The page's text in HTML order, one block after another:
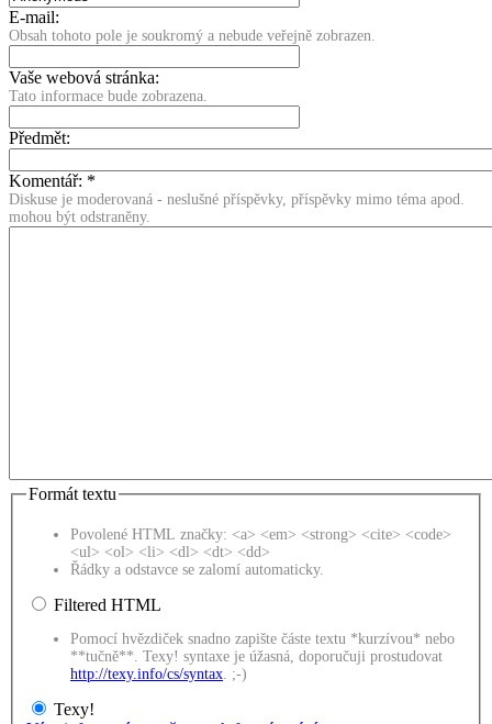
E-mail:
Obsah tohoto pole je soukromý a nebude veřejně zobrazen.
Vaše webová stránka:
Tato informace bude zobrazena.
Předmět:
Komentář: *
Diskuse je moderovaná - neslušné příspěvky, příspěvky mimo téma apod.
mohou být odstraněny.
Formát textu
Povolené HTML značky: <a> <em> <strong> <cite> <code>
<ul> <ol> <li> <dl> <dt> <dd>
Řádky a odstavce se zalomí automaticky.
Filtered HTML
Pomocí hvězdiček snadno zapište částe textu *kurzívou* nebo
**tučně**. Texy! syntaxe je úžasná, doporučuji prostudovat
http://texy.info/cs/syntax . ;-)
Texy!